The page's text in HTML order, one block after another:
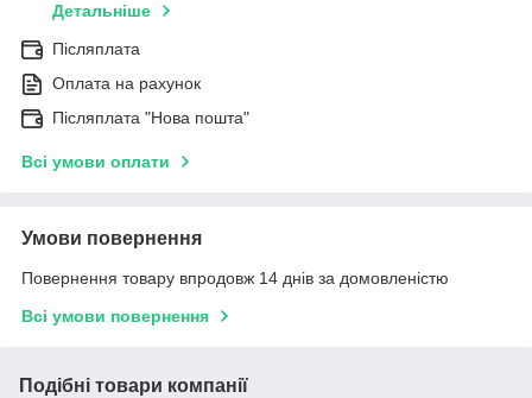
Детальніше
Післяплата
Оплата на рахунок
Післяплата "Нова пошта"
Всі умови оплати
Умови повернення
Повернення товару впродовж 14 днів за домовленістю
Всі умови повернення
Подібні товари компанії